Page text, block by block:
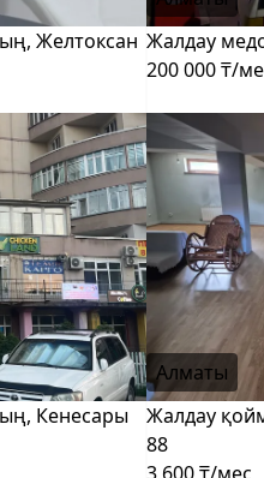
Желтоксан Жалдау
200 000 ₸/
Кенесары
Алматы
Жалдау
88